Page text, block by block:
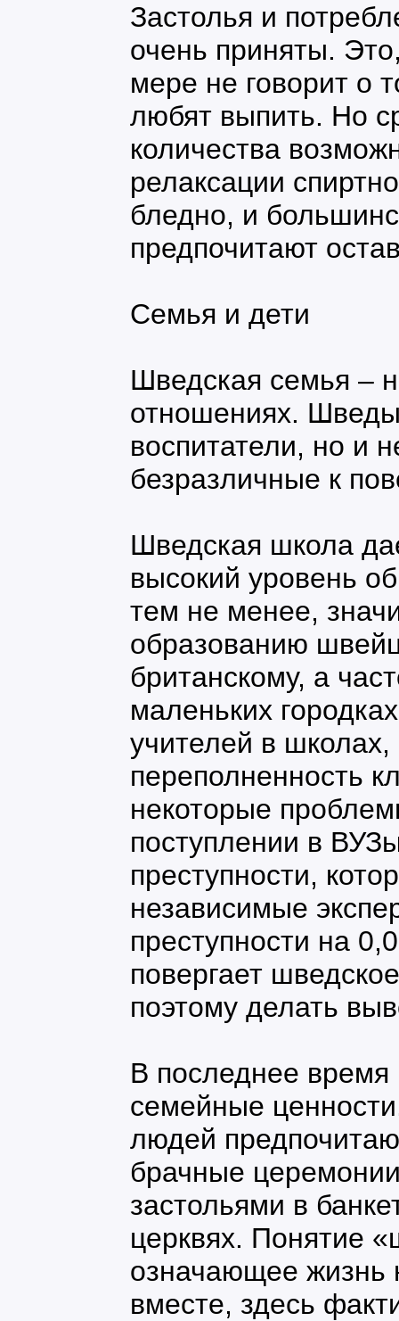
Застолья и
очень приняты.
мере не говорит о
любят выпить. Но
количества
релаксации
бледно, и
предпочитают
Семья и дети
Шведская семья –
отношениях.
воспитатели, но и
безразличные к
Шведская школа
высокий уровень
тем не менее,
образованию
британскому, а
маленьких
учителей в
переполненность
некоторые
поступлении в
преступности,
независимые
преступности на
повергает
поэтому делать
В последнее время
семейные
людей
брачные
застольями в
церквях. Понятие
означающее жизнь
вместе, здесь